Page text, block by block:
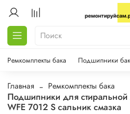
Ремкомплекты бака Подшипники
Главная Ремкомплекты бака
Подшипники для
WFE 7012 S сальник смазка